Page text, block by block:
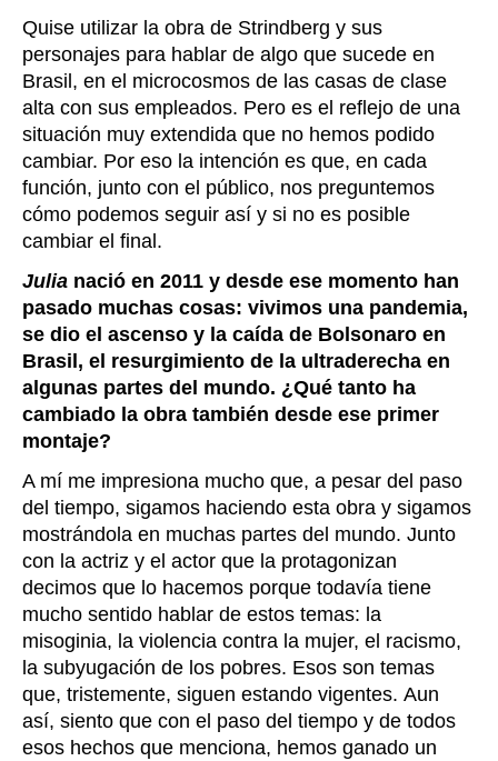
Quise utilizar la obra de Strindberg y sus
personajes para hablar de algo que sucede en
Brasil, en el microcosmos de las casas de clase
alta con sus empleados. Pero es el reflejo de una
situación muy extendida que no hemos podido
cambiar. Por eso la intención es que, en cada
función, junto con el público, nos preguntemos
cómo podemos seguir así y si no es posible
cambiar el final.
Julia nació en 2011 y desde ese momento han
pasado muchas cosas: vivimos una pandemia,
se dio el ascenso y la caída de Bolsonaro en
Brasil, el resurgimiento de la ultraderecha en
algunas partes del mundo. ¿Qué tanto ha
cambiado la obra también desde ese primer
montaje?
A mí me impresiona mucho que, a pesar del paso
del tiempo, sigamos haciendo esta obra y sigamos
mostrándola en muchas partes del mundo. Junto
con la actriz y el actor que la protagonizan
decimos que lo hacemos porque todavía tiene
mucho sentido hablar de estos temas: la
misoginia, la violencia contra la mujer, el racismo,
la subyugación de los pobres. Esos son temas
que, tristemente, siguen estando vigentes. Aun
así, siento que con el paso del tiempo y de todos
esos hechos que menciona, hemos ganado un